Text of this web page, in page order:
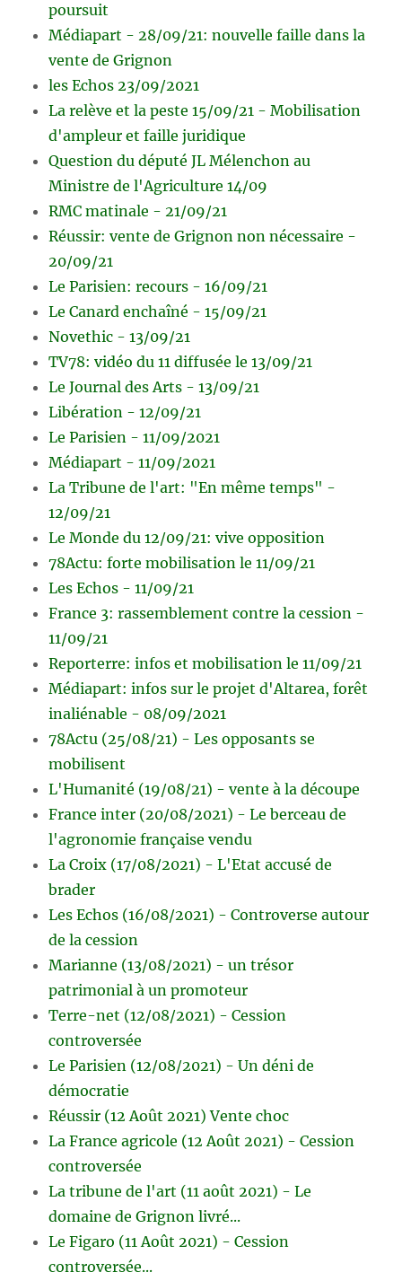
poursuit
Médiapart - 28/09/21: nouvelle faille dans la
vente de Grignon
les Echos 23/09/2021
La relève et la peste 15/09/21 - Mobilisation
d'ampleur et faille juridique
Question du député JL Mélenchon au
Ministre de l'Agriculture 14/09
RMC matinale - 21/09/21
Réussir: vente de Grignon non nécessaire -
20/09/21
Le Parisien: recours - 16/09/21
Le Canard enchaîné - 15/09/21
Novethic - 13/09/21
TV78: vidéo du 11 diffusée le 13/09/21
Le Journal des Arts - 13/09/21
Libération - 12/09/21
Le Parisien - 11/09/2021
Médiapart - 11/09/2021
La Tribune de l'art: "En même temps" -
12/09/21
Le Monde du 12/09/21: vive opposition
78Actu: forte mobilisation le 11/09/21
Les Echos - 11/09/21
France 3: rassemblement contre la cession -
11/09/21
Reporterre: infos et mobilisation le 11/09/21
Médiapart: infos sur le projet d'Altarea, forêt
inaliénable - 08/09/2021
78Actu (25/08/21) - Les opposants se
mobilisent
L'Humanité (19/08/21) - vente à la découpe
France inter (20/08/2021) - Le berceau de
l'agronomie française vendu
La Croix (17/08/2021) - L'Etat accusé de
brader
Les Echos (16/08/2021) - Controverse autour
de la cession
Marianne (13/08/2021) - un trésor
patrimonial à un promoteur
Terre-net (12/08/2021) - Cession
controversée
Le Parisien (12/08/2021) - Un déni de
démocratie
Réussir (12 Août 2021) Vente choc
La France agricole (12 Août 2021) - Cession
controversée
La tribune de l'art (11 août 2021) - Le
domaine de Grignon livré...
Le Figaro (11 Août 2021) - Cession
controversée...